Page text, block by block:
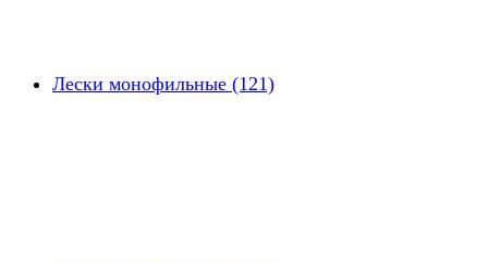
Лески монофильные (121)